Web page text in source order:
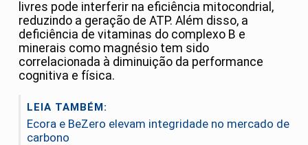
livres pode interferir na eficiência mitocondrial,
reduzindo a geração de ATP. Além disso, a
deficiência de vitaminas do complexo B e
minerais como magnésio tem sido
correlacionada à diminuição da performance
cognitiva e física.
LEIA TAMBÉM:
Ecora e BeZero elevam integridade no mercado de
carbono